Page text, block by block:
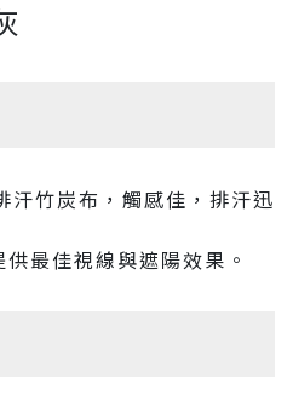
汗竹炭布，觸感佳，排汗迅
最佳視線與遮陽效果。